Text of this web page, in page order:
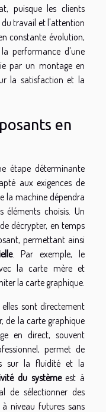
puisque les clients
du travail et l'attention
constante évolution,
performance d'une
par un montage en
la satisfaction et la
en
étape déterminante
aux exigences de
la machine dépendra
choisis. Un
décrypter, en temps
permettant ainsi
. Par exemple, le
la carte mère et
la carte graphique.
elles sont directement
de la carte graphique
en direct, souvent
permet de
sur la fluidité et la
du systèmeest à
de sélectionner des
niveau futures sans